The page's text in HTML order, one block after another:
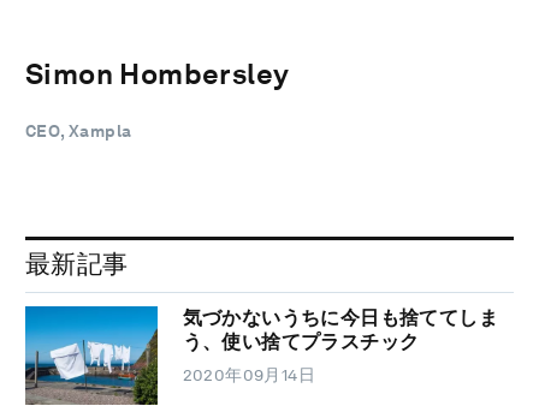
Simon Hombersley
CEO, Xampla
最新記事
気づかないうちに今日も捨ててしま
う、使い捨てプラスチック
2020年09月14日